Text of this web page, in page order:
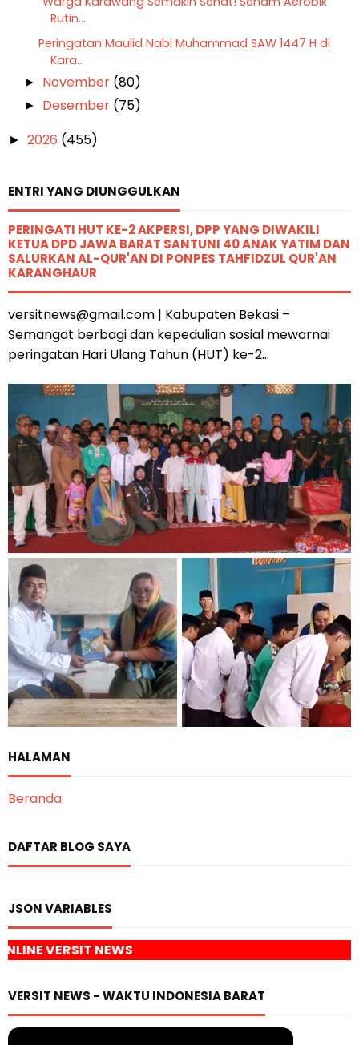
Rutin...
Peringatan Maulid Nabi Muhammad SAW 1447 H di
Kara...
► November (80)
► Desember (75)
► 2026 (455)
ENTRI YANG DIUNGGULKAN
PERINGATI HUT KE-2 AKPERSI, DPP YANG DIWAKILI
KETUA DPD JAWA BARAT SANTUNI 40 ANAK YATIM DAN
SALURKAN AL-QUR'AN DI PONPES TAHFIDZUL QUR'AN
KARANGHAUR
versitnews@gmail.com | Kabupaten Bekasi –
Semangat berbagi dan kepedulian sosial mewarnai
peringatan Hari Ulang Tahun (HUT) ke-2...
HALAMAN
Beranda
DAFTAR BLOG SAYA
JSON VARIABLES
VERSIT NEWS - WAKTU INDONESIA BARAT